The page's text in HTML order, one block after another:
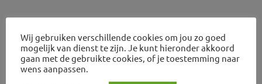
2026
Wij gebruiken verschillende cookies om jou zo goed
mogelijk van dienst te zijn. Je kunt hieronder akkoord
gaan met de gebruikte cookies, of je toestemming naar
wens aanpassen.